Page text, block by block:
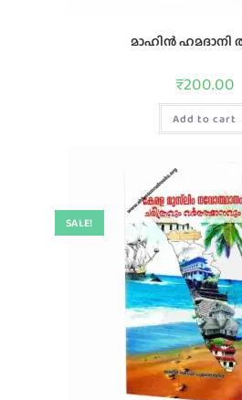
മാഹിൻ ഹമദാനി
₹200.00
Add to cart
SALE!